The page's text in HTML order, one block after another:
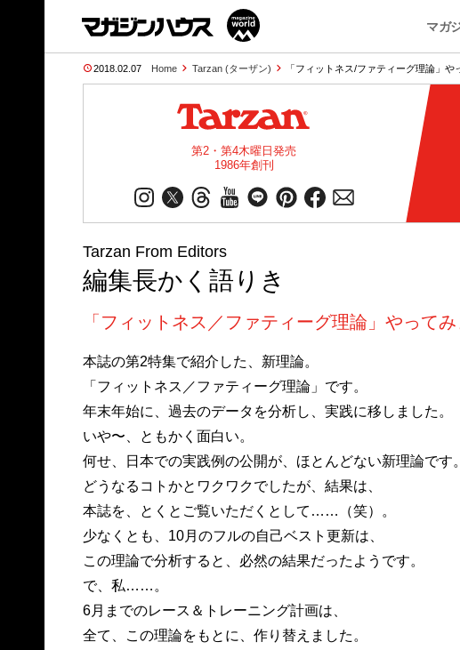
マガ
2018.02.07 Home Tarzan (ターザン) 「フィットネス/ファティーグ理論」や
第2・第4木曜日発売
1986年創刊
Tarzan From Editors
編集長かく語りき
「フィットネス／ファティーグ理論」やってみ
本誌の第2特集で紹介した、新理論。
「フィットネス／ファティーグ理論」です。
年末年始に、過去のデータを分析し、実践に移しました。
いや〜、ともかく面白い。
何せ、日本での実践例の公開が、ほとんどない新理論です。
どうなるコトかとワクワクでしたが、結果は、
本誌を、とくとご覧いただくとして……（笑）。
少なくとも、10月のフルの自己ベスト更新は、
この理論で分析すると、必然の結果だったようです。
で、私……。
6月までのレース＆トレーニング計画は、
全て、この理論をもとに、作り替えました。